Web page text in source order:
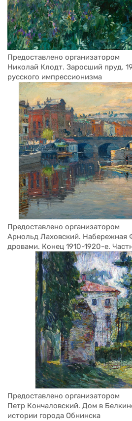
Предоставлено организатором
Николай Клодт. Заросший пруд.
русского импрессионизма
Предоставлено организатором
Арнольд Лаховский. Набережная
дровами. Конец 1910-1920-е.
Предоставлено организатором
Петр Кончаловский. Дом в
истории города Обнинска